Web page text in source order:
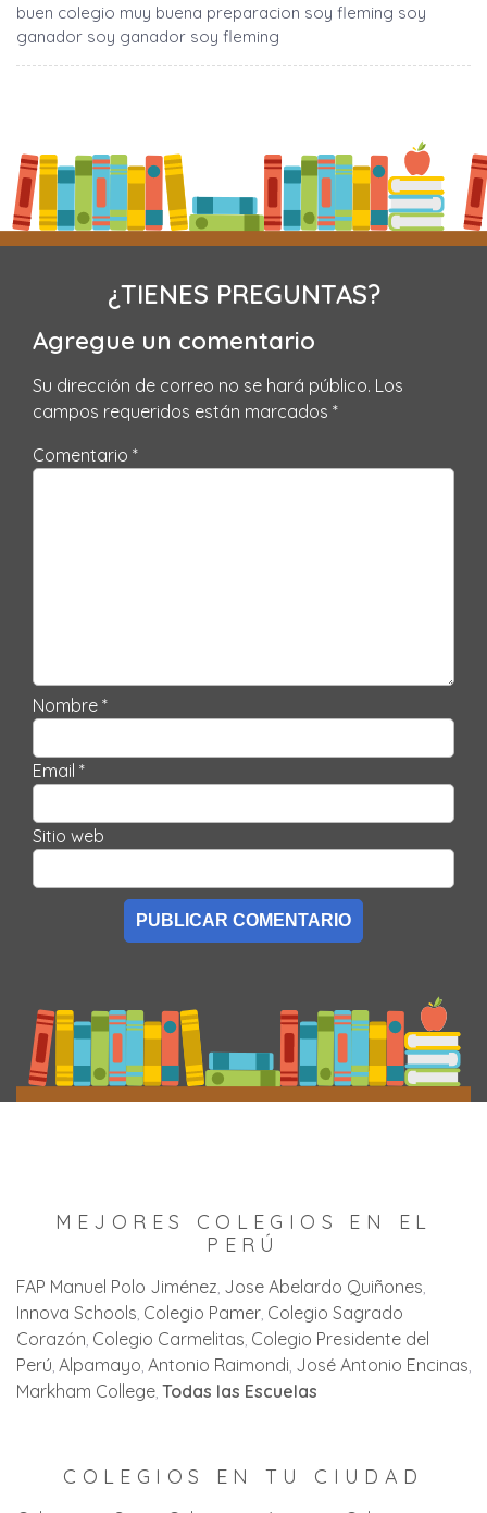
buen colegio muy buena preparacion soy fleming soy
ganador soy ganador soy fleming
¿TIENES PREGUNTAS?
Agregue un comentario
Su dirección de correo no se hará público. Los
campos requeridos están marcados *
Comentario *
Nombre *
Email *
Sitio web
MEJORES COLEGIOS EN EL
PERÚ
FAP Manuel Polo Jiménez Jose Abelardo Quiñones
Innova Schools Colegio Pamer Colegio Sagrado
Corazón Colegio Carmelitas Colegio Presidente del
Perú Alpamayo Antonio Raimondi José Antonio Encinas
Markham College Todas las Escuelas
COLEGIOS EN TU CIUDAD